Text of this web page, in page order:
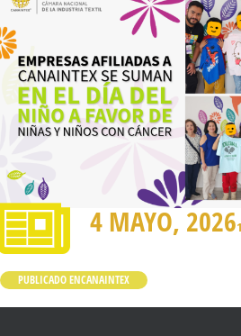
4 MAYO, 2026
PUBLICADO ENCANAINTEX